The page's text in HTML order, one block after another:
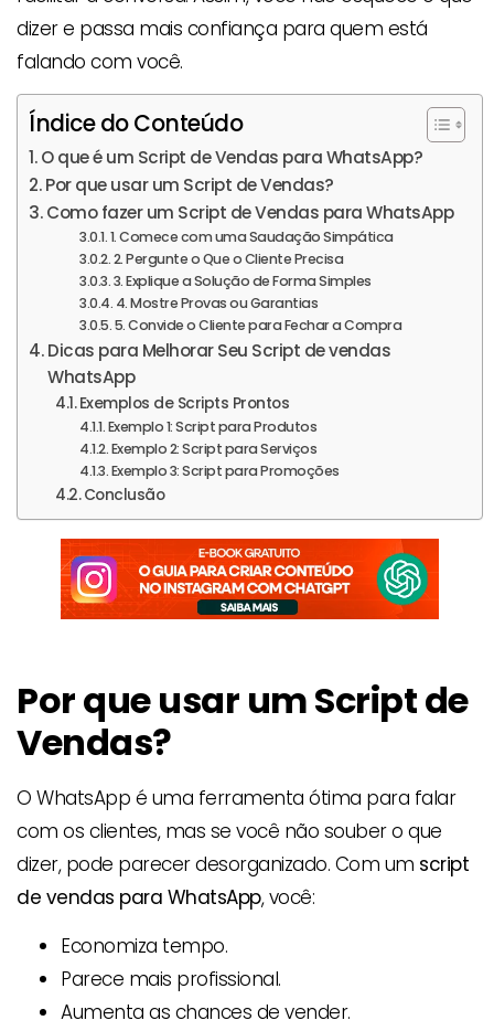
dizer e passa mais confiança para quem está
falando com você.
Índice do Conteúdo
O que é um Script de Vendas para WhatsApp?
Por que usar um Script de Vendas?
Como fazer um Script de Vendas para WhatsApp
1. Comece com uma Saudação Simpática
2. Pergunte o Que o Cliente Precisa
3. Explique a Solução de Forma Simples
4. Mostre Provas ou Garantias
5. Convide o Cliente para Fechar a Compra
Dicas para Melhorar Seu Script de vendas
WhatsApp
Exemplos de Scripts Prontos
Exemplo 1: Script para Produtos
Exemplo 2: Script para Serviços
Exemplo 3: Script para Promoções
Conclusão
Por que usar um Script de
Vendas?
O WhatsApp é uma ferramenta ótima para falar
com os clientes, mas se você não souber o que
dizer, pode parecer desorganizado. Com um script
de vendas para WhatsApp, você:
Economiza tempo.
Parece mais profissional.
Aumenta as chances de vender.